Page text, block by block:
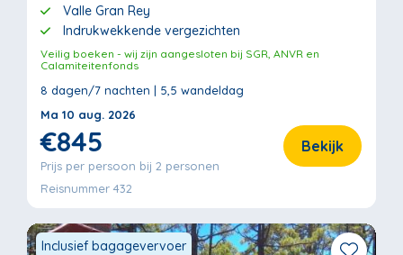
Valle Gran Rey
Indrukwekkende vergezichten
Veilig boeken - wij zijn aangesloten bij SGR, ANVR en
Calamiteitenfonds
8 dagen/7 nachten | 5,5 wandeldag
Ma 10 aug. 2026
€845
Prijs per persoon bij 2 personen
Bekijk
Reisnummer 432
Inclusief bagagevervoer